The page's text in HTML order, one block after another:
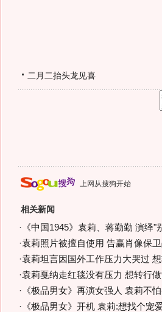
二月二抬头龙见喜
上网从搜狗开始
相关新闻
· 《中国1945》袁莉、蒋勤勤 演绎"
·袁莉照片被擅自使用 告赢肖像保
·袁莉坦言因国外工作压力大哭过
·袁莉戛纳走红毯没有压力 想转行
· 《极品男女》再演女强人 袁莉不
· 《极品男女》开机 袁莉:想找个宠